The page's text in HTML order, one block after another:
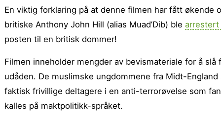
En viktig forklaring på at denne filmen har fått
britiske Anthony John Hill (alias Muad’Dib) ble arrestert
posten til en britisk dommer!
Filmen inneholder mengder av bevismateriale for å
udåden. De muslimske ungdommene fra Midt-
faktisk frivillige deltagere i en anti-terrorøvelse som
kalles på maktpolitikk-språket.